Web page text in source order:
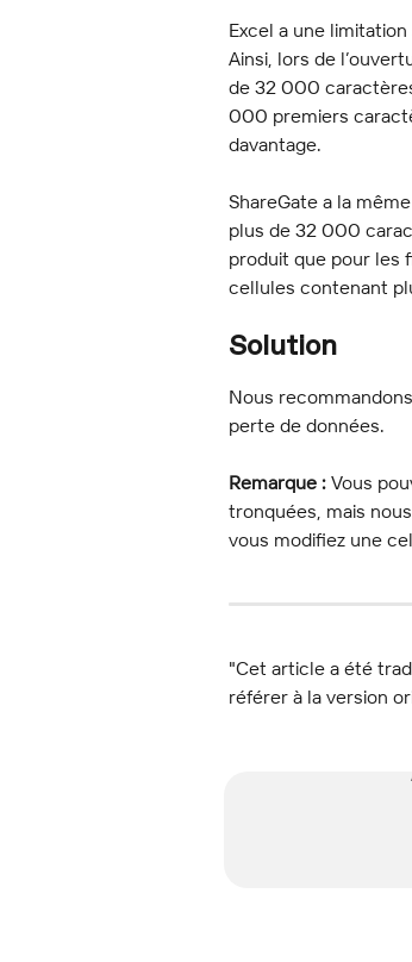
Excel a une
Ainsi, lors de
de 32 000
000 premiers
davantage.
ShareGate a la
plus de 32 000
produit que pour les
cellules contenant
Solution
Nous
perte de données.
Remarque : Vous
tronquées, mais
vous modifiez une
"Cet article a été
référer à la version